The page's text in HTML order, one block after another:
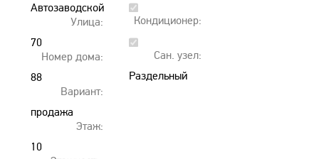
Автозаводской
Улица:
70
лет
Октября
Номер дома:
88
Вариант:
продажа
Этаж:
10
Кондиционер:
Сан. узел:
Раздельный